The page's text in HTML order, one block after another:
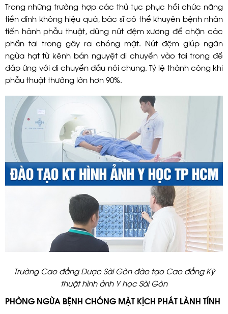
Trong những trường hợp các thủ tục phục hồi chức năng
tiền đình không hiệu quả, bác sĩ có thể khuyên bệnh nhân
tiến hành phẫu thuật, dùng nút đệm xương để chặn các
phần tai trong gây ra chóng mặt. Nút đệm giúp ngăn
ngừa hạt từ kênh bán nguyệt di chuyển vào tai trong để
đáp ứng với di chuyển đầu nói chung. Tỷ lệ thành công khi
phẫu thuật thường lớn hơn 90%.
Trường Cao đẳng Dược Sài Gòn đào tạo Cao đẳng Kỹ
thuật hình ảnh Y học Sài Gòn
PHÒNG NGỪA BỆNH CHÓNG MẶT KỊCH PHÁT LÀNH TÍNH